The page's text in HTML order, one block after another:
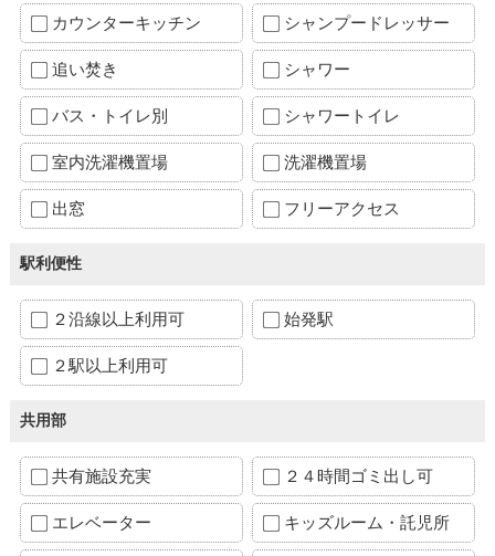
カウンターキッチン シャンプードレッサー
追い焚き シャワー
バス・トイレ別 シャワートイレ
室内洗濯機置場 洗濯機置場
出窓 フリーアクセス
駅利便性
２沿線以上利用可 始発駅
２駅以上利用可
共用部
共有施設充実 ２４時間ゴミ出し可
エレベーター キッズルーム・託児所